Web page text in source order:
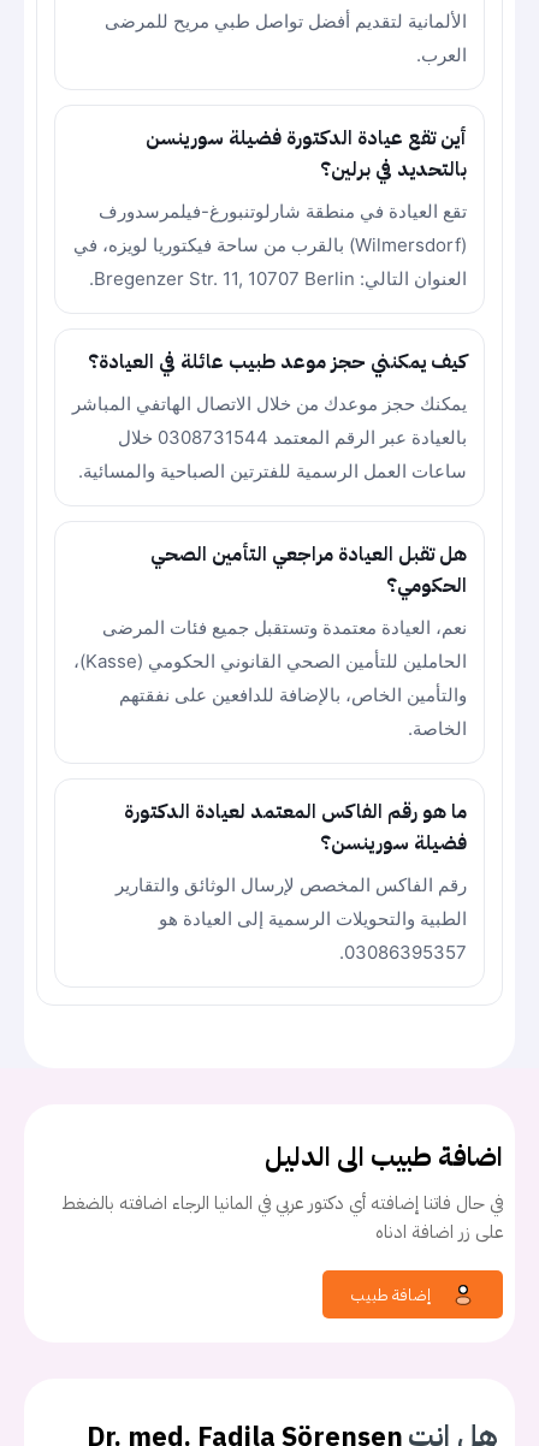
الألمانية لتقديم أفضل تواصل طبي مريح للمرضى
العرب.
أين تقع عيادة الدكتورة فضيلة سورينسن
بالتحديد في برلين؟
تقع العيادة في منطقة شارلوتنبورغ-فيلمرسدورف
(Wilmersdorf) بالقرب من ساحة فيكتوريا لويزه، في
العنوان التالي: Bregenzer Str. 11, 10707 Berlin.
كيف يمكنني حجز موعد طبيب عائلة في العيادة؟
يمكنك حجز موعدك من خلال الاتصال الهاتفي المباشر
بالعيادة عبر الرقم المعتمد 0308731544 خلال
ساعات العمل الرسمية للفترتين الصباحية والمسائية.
هل تقبل العيادة مراجعي التأمين الصحي
الحكومي؟
نعم، العيادة معتمدة وتستقبل جميع فئات المرضى
الحاملين للتأمين الصحي القانوني الحكومي (Kasse)،
والتأمين الخاص، بالإضافة للدافعين على نفقتهم
الخاصة.
ما هو رقم الفاكس المعتمد لعيادة الدكتورة
فضيلة سورينسن؟
رقم الفاكس المخصص لإرسال الوثائق والتقارير
الطبية والتحويلات الرسمية إلى العيادة هو
03086395357.
اضافة طبيب الى الدليل
في حال فاتنا إضافته أي دكتور عربي في المانيا الرجاء اضافته بالضغط
على زر اضافة ادناه
هل انتDr. med. Fadila Sörensen